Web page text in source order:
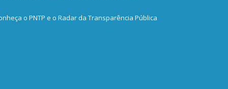
o PNTP e o Radar da Transparência Pública